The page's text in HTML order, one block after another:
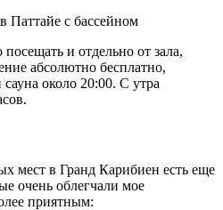
и отдельно от зала,
абсолютно бесплатно,
около 20:00. С утра
мест в Гранд Карибиен есть еще
очень облегчали мое
приятным: